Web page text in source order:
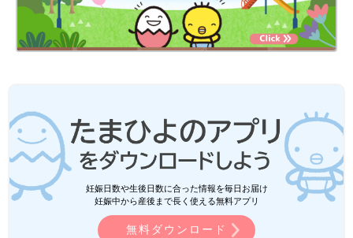
妊娠日数や生後日数に合った情報を毎日お届け
妊娠中から産後まで長く使える無料アプリ
無料ダウンロード